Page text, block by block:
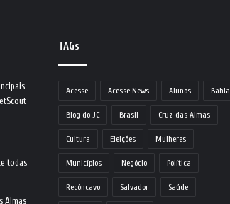
todas
Almas
TAGs
Acesse Acesse News Alunos Bahia
Blog do JC Brasil Cruz das Almas
Cultura Eleições Mulheres
Municípios Negócio Política
Recôncavo Salvador Saúde